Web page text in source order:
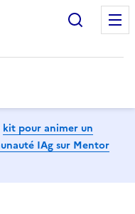
kit pour animer un
IAg sur Mentor